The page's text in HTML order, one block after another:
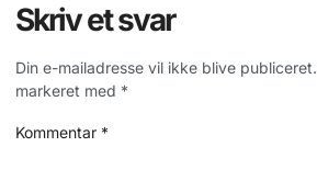
Skriv et svar
Din e-mailadresse vil ikke blive publiceret.
markeret med *
Kommentar *